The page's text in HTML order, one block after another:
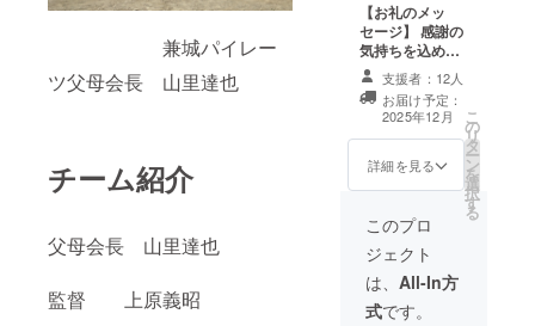
兼城パイレー
ツ父母会長 山里達也
チーム紹介
父母会長 山里達也
監督 上原義昭
【お礼のメッ
セージ】 感謝の
気持ちを込め
て、お礼のメッ
セージと大会結
果をお送りしま
す。
支援者：12人
お届け予定：
2025年12月
詳細を見る
こ
の
リ
タ
ー
ン
を
選
択
す
る
このプロ
ジェクト
は、 All-In方
式です。